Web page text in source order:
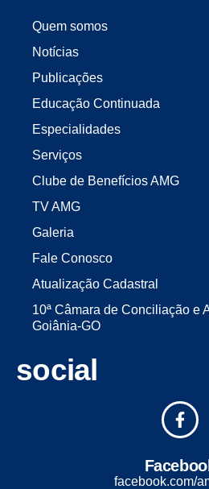
Quem somos
Notícias
Publicações
Educação Continuada
Especialidades
Serviços
Clube de Benefícios AMG
TV AMG
Galeria
Fale Conosco
Atualização Cadastral
10ª Câmara de Conciliação e
Goiânia-GO
social
facebook.com/